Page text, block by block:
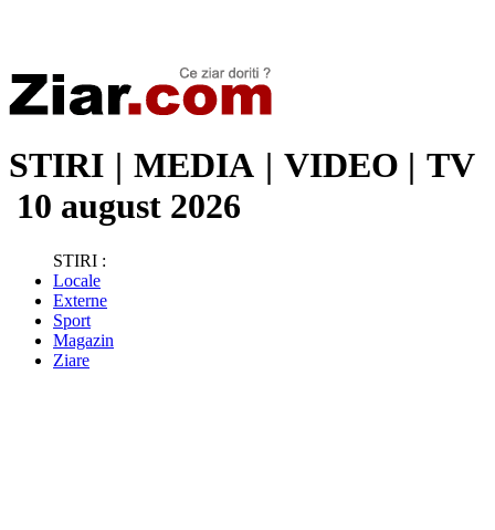
STIRI | MEDIA | VIDEO | TV
10 august 2026
STIRI :
Locale
Externe
Sport
Magazin
Ziare